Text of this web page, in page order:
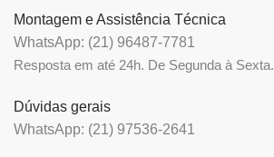
Montagem e Assistência Técnica
WhatsApp: (21) 96487-7781
Resposta em até 24h. De Segunda à Sexta.
Dúvidas gerais
WhatsApp: (21) 97536-2641